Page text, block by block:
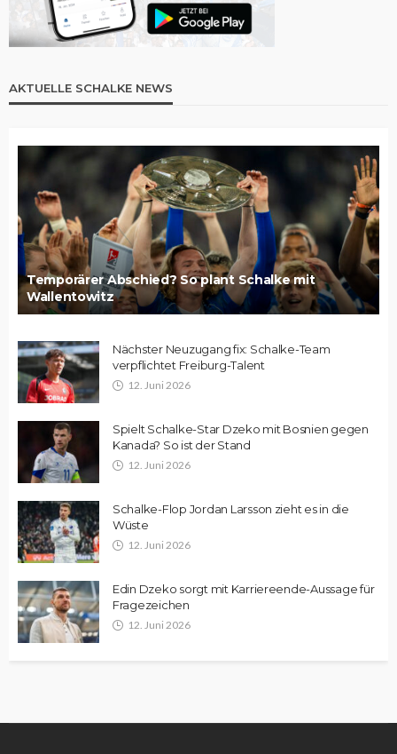
AKTUELLE SCHALKE NEWS
Temporärer Abschied? So plant Schalke mit
Wallentowitz
Nächster Neuzugang fix: Schalke-Team
verpflichtet Freiburg-Talent
12. Juni 2026
Spielt Schalke-Star Dzeko mit Bosnien gegen
Kanada? So ist der Stand
12. Juni 2026
Schalke-Flop Jordan Larsson zieht es in die
Wüste
12. Juni 2026
Edin Dzeko sorgt mit Karriereende-Aussage für
Fragezeichen
12. Juni 2026